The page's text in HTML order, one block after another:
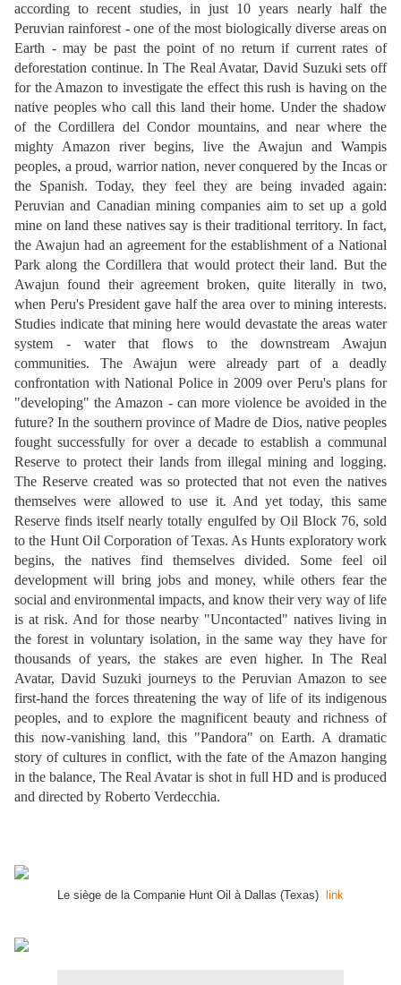
according to recent studies, in just 10 years nearly half the
Peruvian rainforest - one of the most biologically diverse areas on
Earth - may be past the point of no return if current rates of
deforestation continue. In The Real Avatar, David Suzuki sets off
for the Amazon to investigate the effect this rush is having on the
native peoples who call this land their home. Under the shadow
of the Cordillera del Condor mountains, and near where the
mighty Amazon river begins, live the Awajun and Wampis
peoples, a proud, warrior nation, never conquered by the Incas or
the Spanish. Today, they feel they are being invaded again:
Peruvian and Canadian mining companies aim to set up a gold
mine on land these natives say is their traditional territory. In fact,
the Awajun had an agreement for the establishment of a National
Park along the Cordillera that would protect their land. But the
Awajun found their agreement broken, quite literally in two,
when Peru's President gave half the area over to mining interests.
Studies indicate that mining here would devastate the areas water
system - water that flows to the downstream Awajun
communities. The Awajun were already part of a deadly
confrontation with National Police in 2009 over Peru's plans for
"developing" the Amazon - can more violence be avoided in the
future? In the southern province of Madre de Dios, native peoples
fought successfully for over a decade to establish a communal
Reserve to protect their lands from illegal mining and logging.
The Reserve created was so protected that not even the natives
themselves were allowed to use it. And yet today, this same
Reserve finds itself nearly totally engulfed by Oil Block 76, sold
to the Hunt Oil Corporation of Texas. As Hunts exploratory work
begins, the natives find themselves divided. Some feel oil
development will bring jobs and money, while others fear the
social and environmental impacts, and know their very way of life
is at risk. And for those nearby "Uncontacted" natives living in
the forest in voluntary isolation, in the same way they have for
thousands of years, the stakes are even higher. In The Real
Avatar, David Suzuki journeys to the Peruvian Amazon to see
first-hand the forces threatening the way of life of its indigenous
peoples, and to explore the magnificent beauty and richness of
this now-vanishing land, this "Pandora" on Earth. A dramatic
story of cultures in conflict, with the fate of the Amazon hanging
in the balance, The Real Avatar is shot in full HD and is produced
and directed by Roberto Verdecchia.
Le siège de la Companie Hunt Oil à Dallas (Texas) link